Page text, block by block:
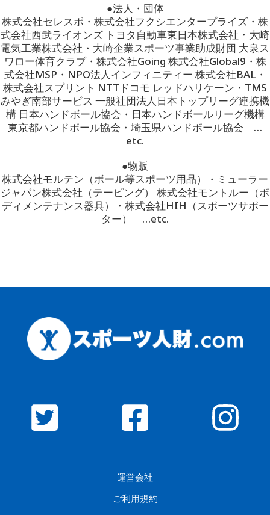
●法人・団体
株式会社セレスポ・株式会社フクシエンタープライズ・株
式会社西武ライオンズ トヨタ自動車東日本株式会社・大崎
電気工業株式会社・大崎企業スポーツ事業助成財団 大泉ス
ワロー体育クラブ・株式会社Going 株式会社Global9・株
式会社MSP・NPO法人インフィニティー 株式会社BAL・
株式会社スプリント NTTドコモ レッドハリケーン・TMS
みやぎ南部サービス 一般社団法人日本トップリーグ連携機
構 日本ハンドボール協会・日本ハンドボールリーグ機構
東京都ハンドボール協会・埼玉県ハンドボール協会 …
etc.
●物販
株式会社モルテン（ボール等スポーツ用品）・ミューラー
ジャパン株式会社（テーピング） 株式会社モントルー（ボ
ディメンテナンス器具）・株式会社HIH（スポーツサポー
ター） …etc.
運営会社
ご利用規約